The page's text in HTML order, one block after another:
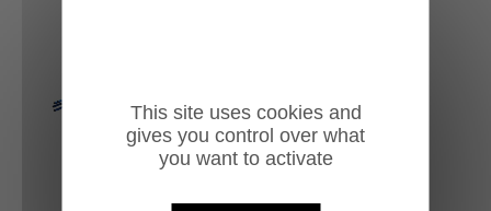
This site uses cookies and
gives you control over what
you want to activate